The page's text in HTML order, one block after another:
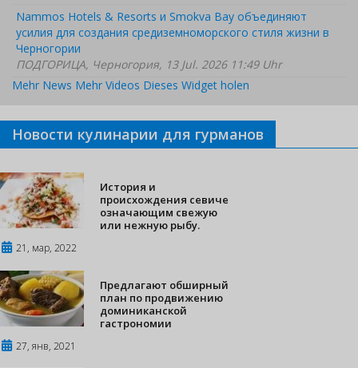
Nammos Hotels & Resorts и Smokva Bay объединяют
усилия для создания средиземноморского стиля жизни в
Черногории
ПОДГОРИЦА, Черногория, 13 Jul. 2026 11:49 Uhr
Mehr News Mehr Videos Dieses Widget holen
Новости кулинарии для гурманов
История и
происхождения севиче
означающим свежую
или нежную рыбу.
21, мар, 2022
Предлагают обширный
план по продвижению
доминиканской
гастрономии
27, янв, 2021